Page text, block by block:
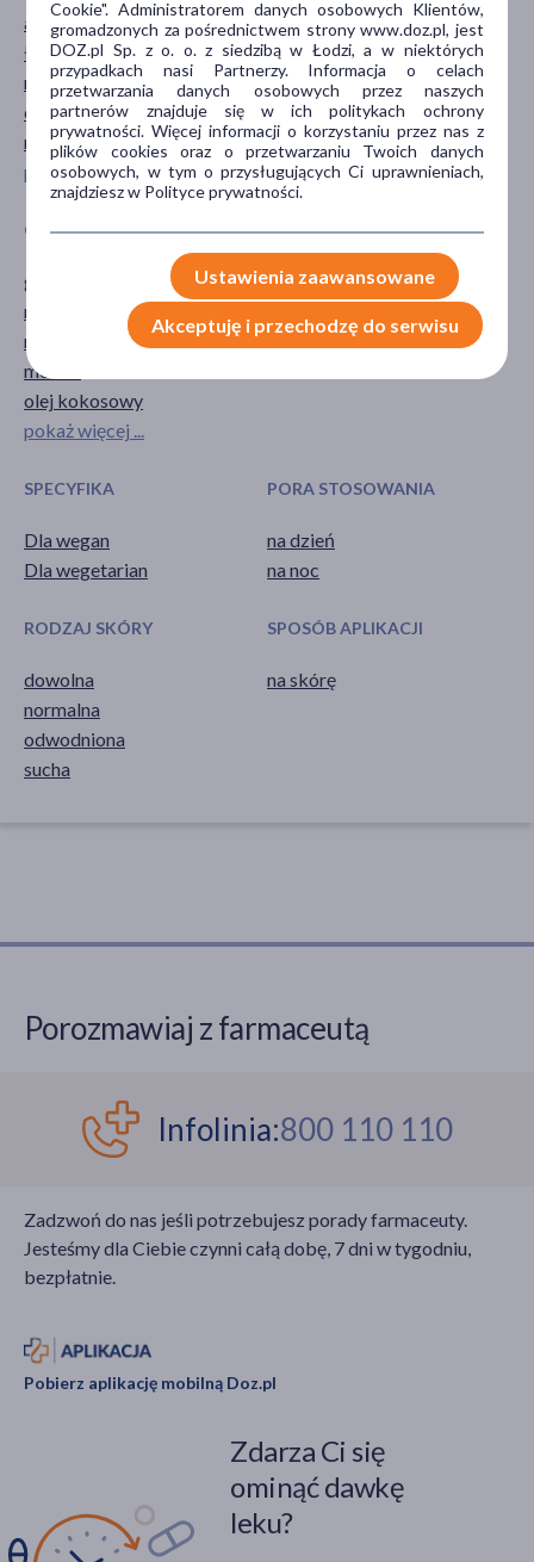
antyoksydacyjne
łagodzące
nawilżające
odżywcze
regenerujące
pokaż więcej ...
podrażnienie
suchość
GŁÓWNY SKŁADNIK
gliceryna
macadamia
masło Shea
morela
olej kokosowy
pokaż więcej ...
CZĘŚĆ CIAŁA
skóra
SPECYFIKA
Dla wegan
Dla wegetarian
PORA STOSOWANIA
na dzień
na noc
RODZAJ SKÓRY
dowolna
normalna
odwodniona
sucha
SPOSÓB APLIKACJI
na skórę
Porozmawiaj z farmaceutą
Infolinia:800 110 110
Zadzwoń do nas jeśli potrzebujesz porady farmaceuty.
Jesteśmy dla Ciebie czynni całą dobę, 7 dni w tygodniu,
bezpłatnie.
Pobierz aplikację mobilną Doz.pl
Zdarza Ci się
ominąć dawkę
leku?
Cookie". Administratorem danych osobowych Klientów,
gromadzonych za pośrednictwem strony www.doz.pl, jest
DOZ.pl Sp. z o. o. z siedzibą w Łodzi, a w niektórych
przypadkach nasi Partnerzy. Informacja o celach
przetwarzania danych osobowych przez naszych
partnerów znajduje się w ich politykach ochrony
prywatności. Więcej informacji o korzystaniu przez nas z
plików cookies oraz o przetwarzaniu Twoich danych
osobowych, w tym o przysługujących Ci uprawnieniach,
znajdziesz w Polityce prywatności.
Ustawienia zaawansowane
Akceptuję i przechodzę do serwisu